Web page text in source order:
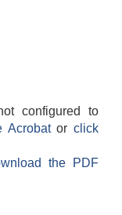
configured to
Acrobatorclick
the PDF